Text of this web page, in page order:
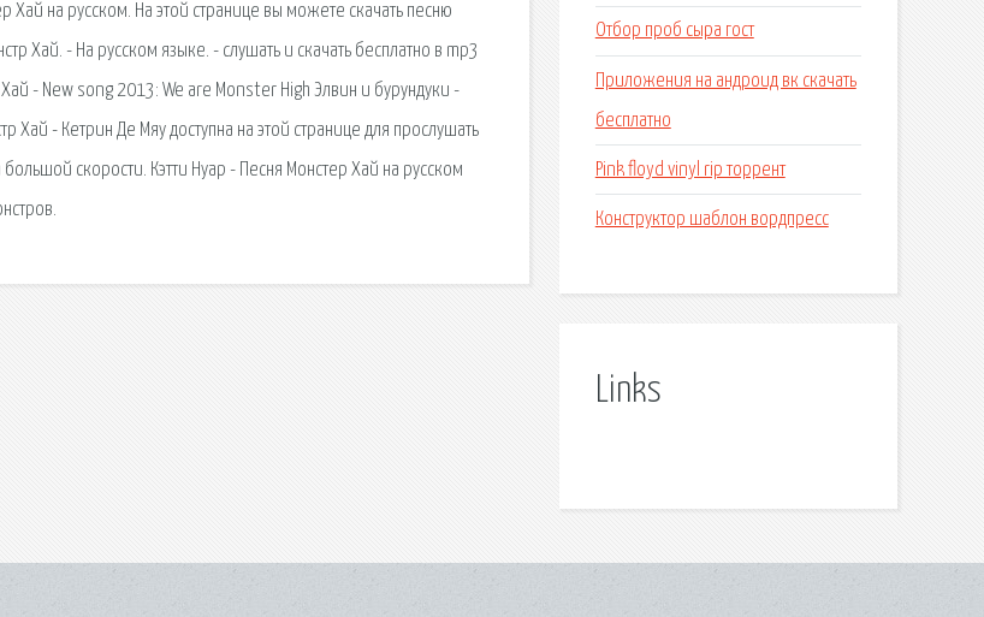
Хай на русском. На этой странице вы можете скачать песню
Хай. - На русском языке. - слушать и скачать бесплатно в mp3
- New song 2013: We are Monster High Элвин и бурундуки -
- Кетрин Де Мяу доступна на этой странице для прослушать
скорости. Кэтти Нуар - Песня Монстер Хай на русском
Отбор проб сыра гост
Приложения на андроид вк скачать
бесплатно
Pink floyd vinyl rip торрент
Конструктор шаблон вордпресс
Links